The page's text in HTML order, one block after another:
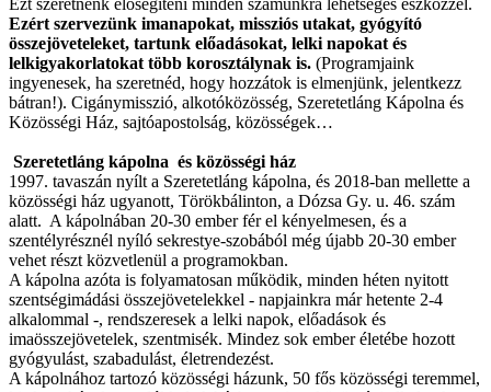
Ezért szervezünk imanapokat, missziós utakat, gyógyító
összejöveteleket, tartunk előadásokat, lelki napokat és
lelkigyakorlatokat több korosztálynak is. (Programjaink
ingyenesek, ha szeretnéd, hogy hozzátok is elmenjünk, jelentkezz
bátran!). Cigánymisszió, alkotóközösség, Szeretetláng Kápolna és
Közösségi Ház, sajtóapostolság, közösségek…
Szeretetláng kápolna és közösségi ház
1997. tavaszán nyílt a Szeretetláng kápolna, és 2018-ban mellette a
közösségi ház ugyanott, Törökbálinton, a Dózsa Gy. u. 46. szám
alatt. A kápolnában 20-30 ember fér el kényelmesen, és a
szentélyrésznél nyíló sekrestye-szobából még újabb 20-30 ember
vehet részt közvetlenül a programokban.
A kápolna azóta is folyamatosan működik, minden héten nyitott
szentségimádási összejövetelekkel - napjainkra már hetente 2-4
alkalommal -, rendszeresek a lelki napok, előadások és
imaösszejövetelek, szentmisék. Mindez sok ember életébe hozott
gyógyulást, szabadulást, életrendezést.
A kápolnához tartozó közösségi házunk, 50 fős közösségi teremmel,